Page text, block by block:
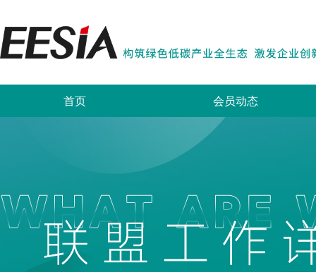
首页 会员动态